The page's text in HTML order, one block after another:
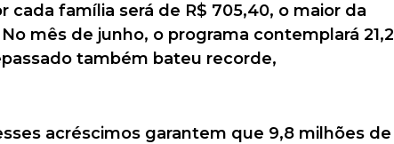
família será de R$ 705,40, o maior da
mês de junho, o programa contemplará 21,2
também bateu recorde,
acréscimos garantem que 9,8 milhões de